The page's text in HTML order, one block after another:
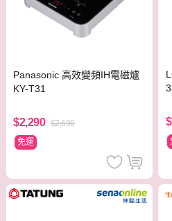
Panasonic 高效變頻IH電磁爐
KY-T31
$2,290 $2,690
免運